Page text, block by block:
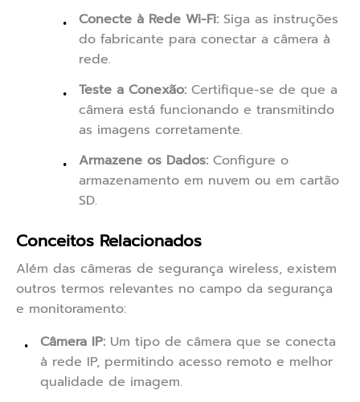
Conecte à Rede Wi-Fi: Siga as instruções
do fabricante para conectar a câmera à
rede.
Teste a Conexão: Certifique-se de que a
câmera está funcionando e transmitindo
as imagens corretamente.
Armazene os Dados: Configure o
armazenamento em nuvem ou em cartão
SD.
Conceitos Relacionados
Além das câmeras de segurança wireless, existem
outros termos relevantes no campo da segurança
e monitoramento:
Câmera IP: Um tipo de câmera que se conecta
à rede IP, permitindo acesso remoto e melhor
qualidade de imagem.